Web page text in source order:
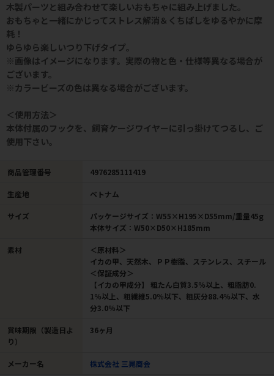
木製パーツと組み合わせて楽しいおもちゃに組み上げました。
おもちゃと一緒にかじってストレス解消＆くちばしをゆるやかに摩
耗！
ゆらゆら楽しいつり下げタイプ。
※画像はイメージになります。実際の物と色・仕様等異なる場合が
ございます。
※カラービーズの色は異なる場合がございます。
＜使用方法＞
本体付属のフックを、飼育ケージワイヤーに引っ掛けてつるし、ご
使用下さい。
商品管理番号 4976285111419
生産地 ベトナム
サイズ
パッケージサイズ：W55×H195×D55mm/重量45g
本体サイズ：W50×D50×H185mm
素材
＜原材料＞
イカの甲、天然木、ＰＰ樹脂、ステンレス、スチール
＜保証成分＞
【イカの甲成分】 粗たん白質3.5％以上、粗脂肪0.
1％以上、粗繊維5.0％以下、粗灰分88.4％以下、水
分3.0％以下
賞味期限（製造日よ
り）
36ヶ月
メーカー名 株式会社 三晃商会